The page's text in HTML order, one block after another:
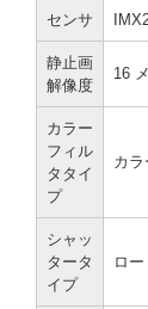
センサ
静止画
解像度
16
カラー
フィル
タタイ
プ
カラ
シャッ
タータ
イプ
ロ